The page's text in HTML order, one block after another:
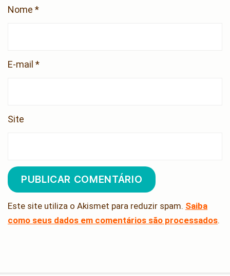
Nome *
E-mail *
Site
Este site utiliza o Akismet para reduzir spam. Saiba
como seus dados em comentários são processados.